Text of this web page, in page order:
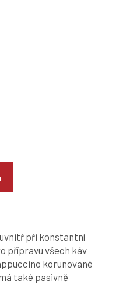
při konstantní
přípravu všech káv
korunované
také pasivně